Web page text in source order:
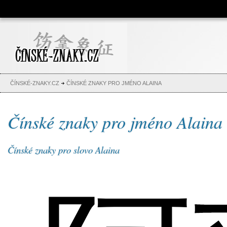
Čínské znaky, česko-čínský
slovník, abeceda, jména,
tetování
ČÍNSKÉ-ZNAKY.CZ ČÍNSKÉ ZNAKY PRO JMÉNO ALAINA
Čínské znaky pro jméno Alaina
Čínské znaky pro slovo Alaina